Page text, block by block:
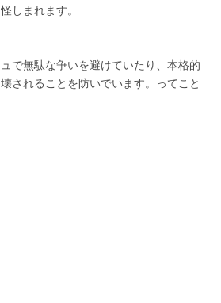
しまれます。
で無駄な争いを避けていたり、本格的
されることを防いでいます。ってこと